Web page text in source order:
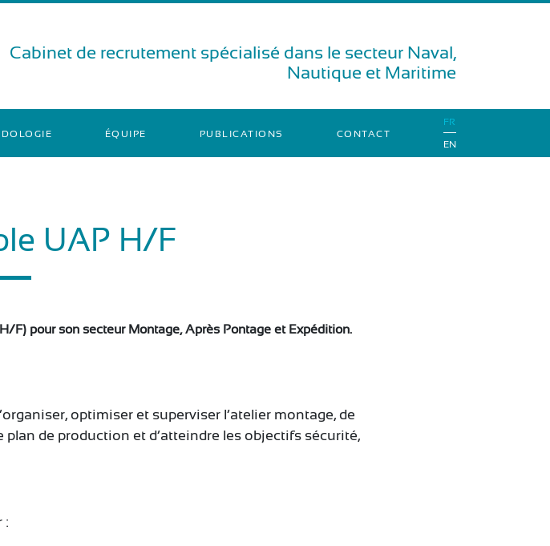
Cabinet de recrutement spécialisé dans le secteur Naval,
Nautique et Maritime
ÉQUIPE PUBLICATIONS CONTACT
FR
EN
UAP H/F
F) pour son secteur Montage, Après Pontage et Expédition.
optimiser et superviser l’atelier montage, de
plan de production et d’atteindre les objectifs sécurité,
: